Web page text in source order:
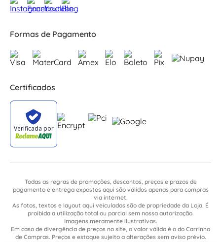
Formas de Pagamento
Certificados
Todas as regras de promoções, descontos, preços e prazos de
pagamento e entrega expostos aqui são válidos apenas para compras
via internet.
As fotos, textos e layout aqui veiculados são de propriedade da Loja. É
proibida a utilização total ou parcial sem nossa autorização.
Imagens meramente ilustrativas.
Em caso de divergência de preços no site, o valor válido é o do Carrinho
de Compras. Preços e estoque sujeito a alterações sem aviso prévio.